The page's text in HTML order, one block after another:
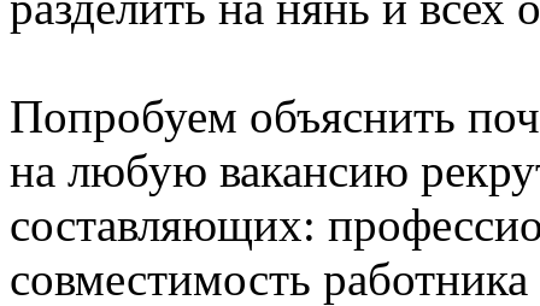
Попробуем объяснить
на любую вакансию
составляющих:
совместимость работника